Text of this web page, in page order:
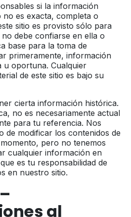
si la información
no es exacta, completa o
sitio es provisto sólo para
debe confiarse en ella o
base para la toma de
primeramente, información
u oportuna. Cualquier
de este sitio es bajo su
cierta información histórica.
no es necesariamente actual
para tu referencia. Nos
de modificar los contenidos de
pero no tenemos
cualquier información en
es tu responsabilidad de
en nuestro sitio.
al